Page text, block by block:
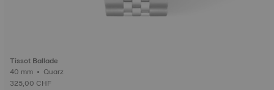
Tissot Ballade
40 mm • Quarz
325,00 CHF